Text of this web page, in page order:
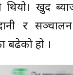
थियो। खुद
र
बढेको हो ।